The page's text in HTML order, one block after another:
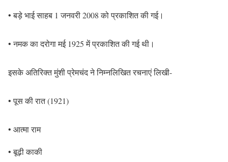
• बड़े भाई साहब 1 जनवरी 2008 को प्रकाशित की गई।
• नमक का दरोगा मई 1925 में प्रकाशित की गई थी।
इसके अतिरिक्त मुंशी प्रेमचंद ने निम्नलिखित रचनाएं लिखी-
• पूस की रात (1921)
• आत्मा राम
• बूढ़ी काकी